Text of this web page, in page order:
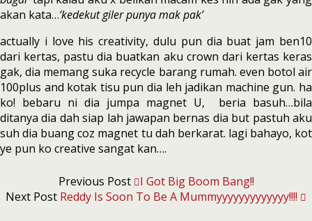
akan kata…‘kedekut giler punya mak pak’
actually i love his creativity, dulu pun dia buat jam ben10
dari kertas, pastu dia buatkan aku crown dari kertas keras
gak, dia memang suka recycle barang rumah. even botol air
100plus and kotak tisu pun dia leh jadikan machine gun. ha
ko! bebaru ni dia jumpa magnet U, beria basuh…bila
ditanya dia dah siap lah jawapan bernas dia but pastuh aku
suh dia buang coz magnet tu dah berkarat. lagi bahayo, kot
ye pun ko creative sangat kan….
Previous Post
I Got Big Boom Bang!!
Next Post Reddy Is Soon To Be A Mummyyyyyyyyyyyyy!!!!